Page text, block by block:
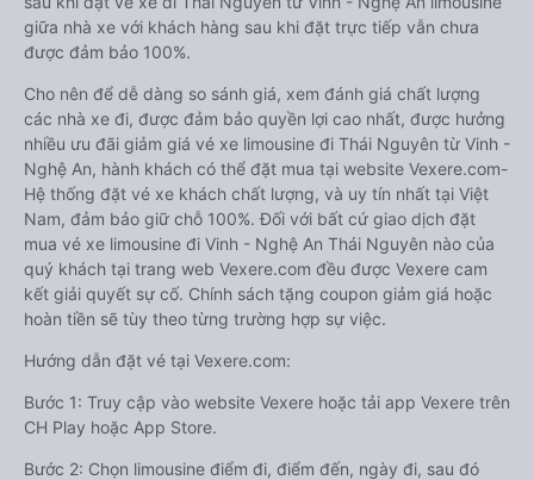
giữa nhà xe với khách hàng sau khi đặt trực tiếp vẫn chưa
được đảm bảo 100%.
Cho nên để dễ dàng so sánh giá, xem đánh giá chất lượng
các nhà xe đi, được đảm bảo quyền lợi cao nhất, được hưởng
nhiều ưu đãi giảm giá vé xe limousine đi Thái Nguyên từ Vinh -
Nghệ An, hành khách có thể đặt mua tại website Vexere.com-
Hệ thống đặt vé xe khách chất lượng, và uy tín nhất tại Việt
Nam, đảm bảo giữ chỗ 100%. Đối với bất cứ giao dịch đặt
mua vé xe limousine đi Vinh - Nghệ An Thái Nguyên nào của
quý khách tại trang web Vexere.com đều được Vexere cam
kết giải quyết sự cố. Chính sách tặng coupon giảm giá hoặc
hoàn tiền sẽ tùy theo từng trường hợp sự việc.
Hướng dẫn đặt vé tại Vexere.com:
Bước 1: Truy cập vào website Vexere hoặc tải app Vexere trên
CH Play hoặc App Store.
Bước 2: Chọn limousine điểm đi, điểm đến, ngày đi, sau đó